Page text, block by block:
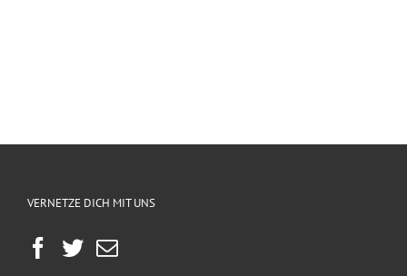
VERNETZE DICH MIT UNS